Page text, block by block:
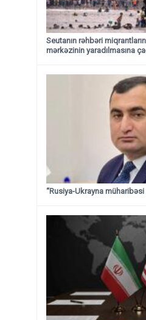
Seutanın rəhbəri
mərkəzinin yaradılmasına
“Rusiya-Ukrayna